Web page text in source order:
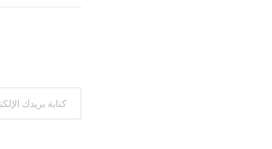
كتابة بريدك الإلكتروني...